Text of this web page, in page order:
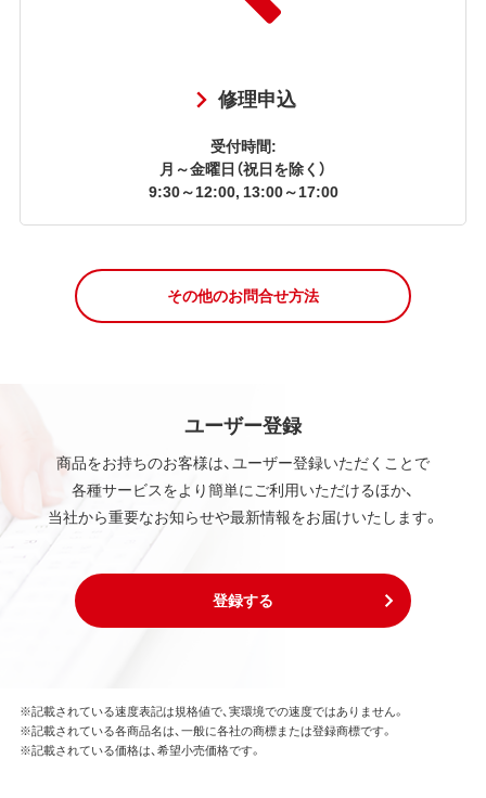
修理申込
受付時間:
月～金曜日（祝日を除く）
9:30～12:00, 13:00～17:00
その他のお問合せ方法
ユーザー登録
商品をお持ちのお客様は、ユーザー登録いただくことで
各種サービスをより簡単にご利用いただけるほか、
当社から重要なお知らせや最新情報をお届けいたします。
登録する
※記載されている速度表記は規格値で、実環境での速度ではありません。
※記載されている各商品名は、一般に各社の商標または登録商標です。
※記載されている価格は、希望小売価格です。